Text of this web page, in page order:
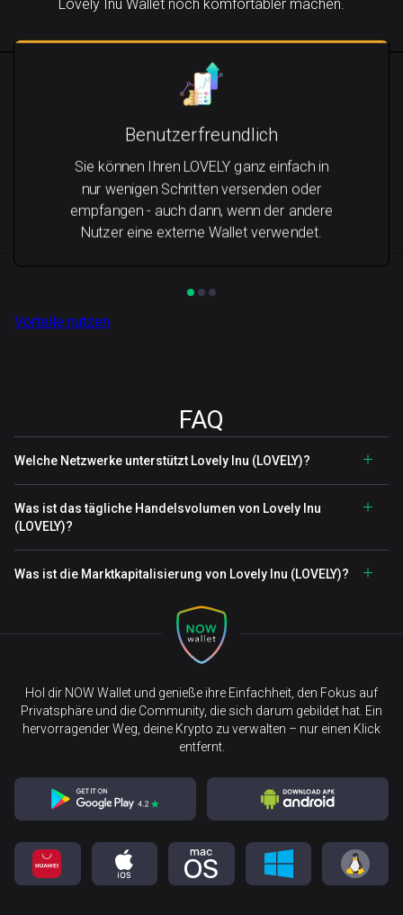
Lovely Inu Wallet noch komfortabler machen.
Benutzerfreundlich
Sie können Ihren LOVELY ganz einfach in
nur wenigen Schritten versenden oder
empfangen - auch dann, wenn der andere
Nutzer eine externe Wallet verwendet.
Vorteile nutzen
FAQ
Welche Netzwerke unterstützt Lovely Inu (LOVELY)?
Was ist das tägliche Handelsvolumen von Lovely Inu
(LOVELY)?
Was ist die Marktkapitalisierung von Lovely Inu (LOVELY)?
Hol dir NOW Wallet und genieße ihre Einfachheit, den Fokus auf
Privatsphäre und die Community, die sich darum gebildet hat. Ein
hervorragender Weg, deine Krypto zu verwalten – nur einen Klick
entfernt.